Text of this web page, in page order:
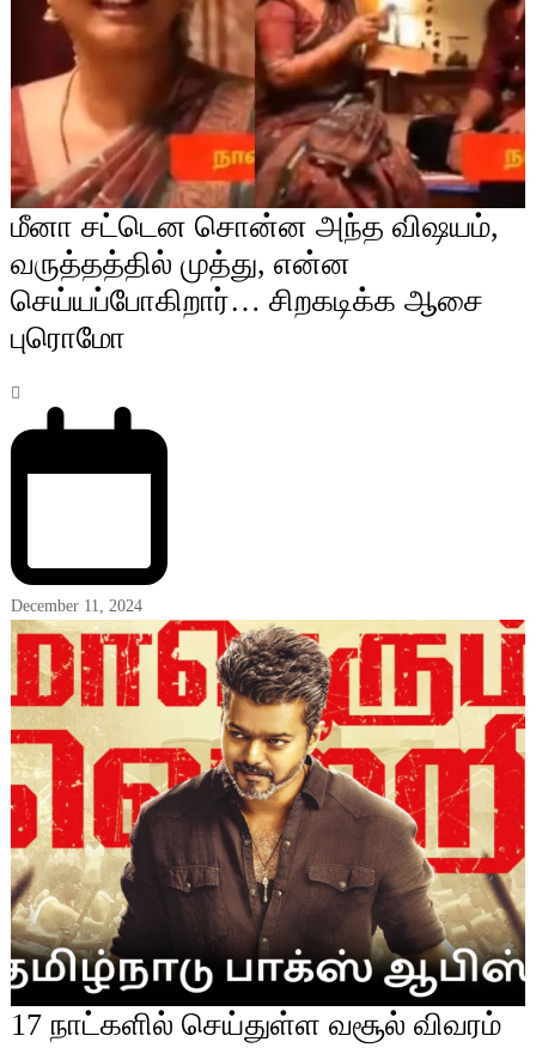
மீனா சட்டென சொன்ன அந்த விஷயம்,
வருத்தத்தில் முத்து, என்ன
செய்யப்போகிறார்… சிறகடிக்க ஆசை
புரொமோ
December 11, 2024
17 நாட்களில் செய்துள்ள வசூல் விவரம்